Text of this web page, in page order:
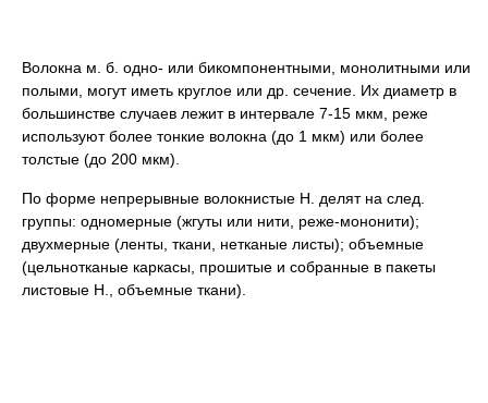
Волокна м. б. одно- или бикомпонентными, монолитными или
полыми, могут иметь круглое или др. сечение. Их диаметр в
большинстве случаев лежит в интервале 7-15 мкм, реже
используют более тонкие волокна (до 1 мкм) или более
толстые (до 200 мкм).
По форме непрерывные волокнистые Н. делят на след.
группы: одномерные (жгуты или нити, реже-мононити);
двухмерные (ленты, ткани, нетканые листы); объемные
(цельнотканые каркасы, прошитые и собранные в пакеты
листовые Н., объемные ткани).